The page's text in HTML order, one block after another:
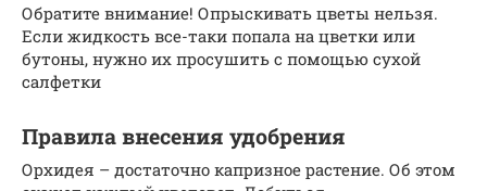
Обратите внимание! Опрыскивать цветы нельзя.
Если жидкость все-таки попала на цветки или
бутоны, нужно их просушить с помощью сухой
салфетки
Правила внесения удобрения
Орхидея – достаточно капризное растение. Об этом